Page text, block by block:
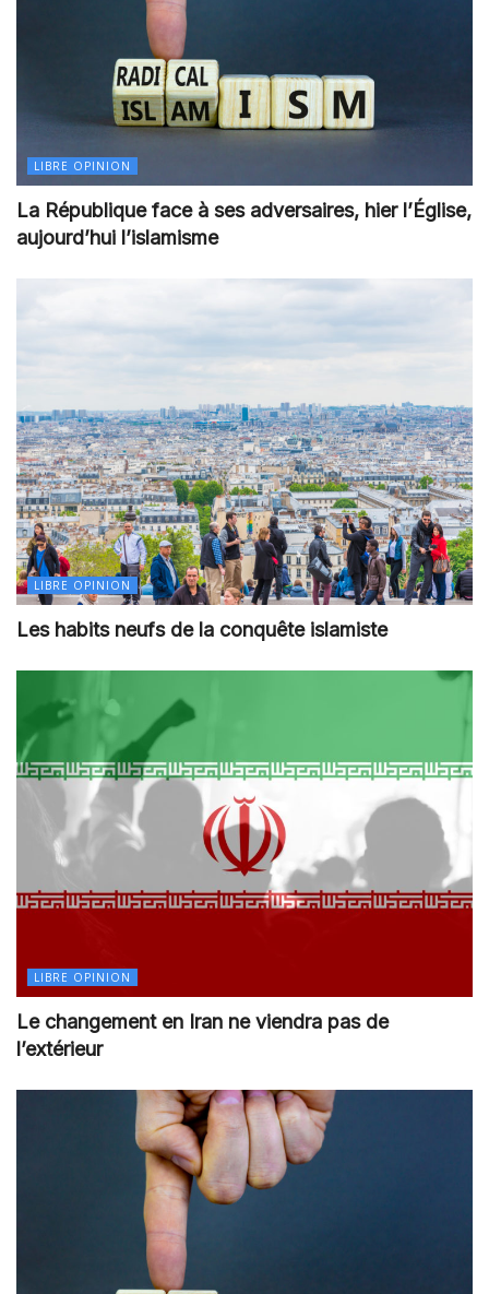
LIBRE OPINION
La République face à ses adversaires, hier l’Église,
aujourd’hui l’islamisme
LIBRE OPINION
Les habits neufs de la conquête islamiste
LIBRE OPINION
Le changement en Iran ne viendra pas de
l’extérieur